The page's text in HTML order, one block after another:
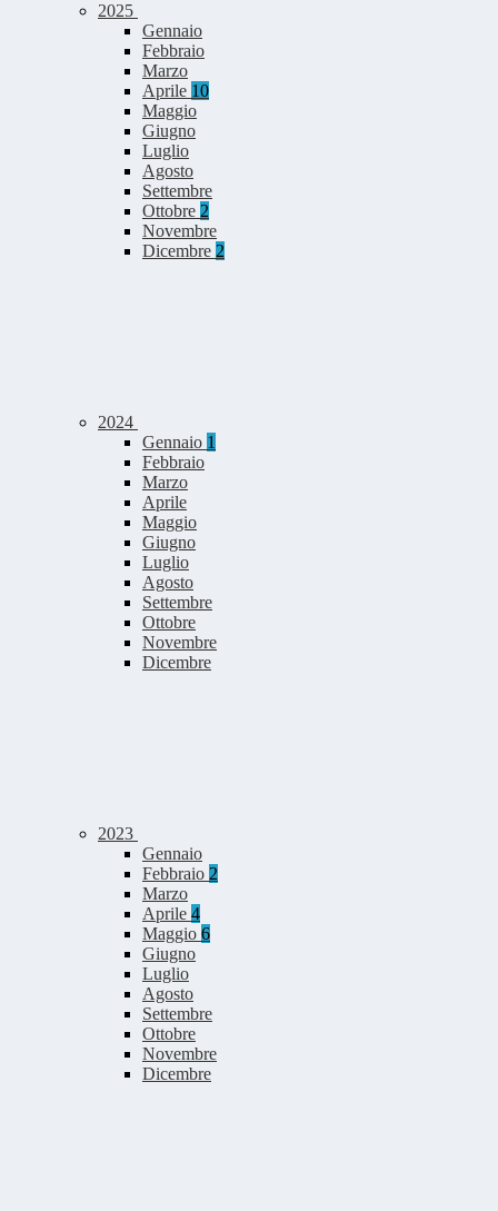
2025
Gennaio
Febbraio
Marzo
Aprile 10
Maggio
Giugno
Luglio
Agosto
Settembre
Ottobre 2
Novembre
Dicembre 2
2024
Gennaio 1
Febbraio
Marzo
Aprile
Maggio
Giugno
Luglio
Agosto
Settembre
Ottobre
Novembre
Dicembre
2023
Gennaio
Febbraio 2
Marzo
Aprile 4
Maggio 6
Giugno
Luglio
Agosto
Settembre
Ottobre
Novembre
Dicembre